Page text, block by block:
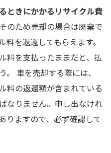
ときにかかるリサイクル費
のため売却の場合は廃棄で
を返還してもらえます。
料を支払ったままだと、払
。 車を売却する際には、
料の返還額が含まれている
なりません。申し出なけれ
りますので、必ず確認して